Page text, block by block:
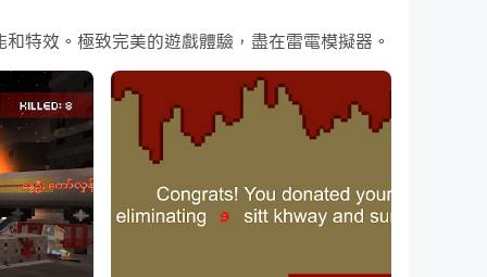
特效。極致完美的遊戲體驗，盡在雷電模擬器。